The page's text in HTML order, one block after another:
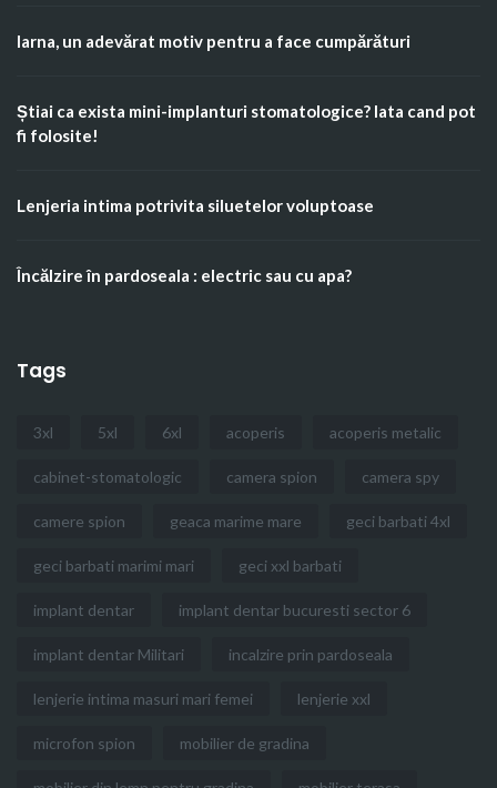
Iarna, un adevărat motiv pentru a face cumpărături
Știai ca exista mini-implanturi stomatologice? Iata cand pot
fi folosite!
Lenjeria intima potrivita siluetelor voluptoase
Încălzire în pardoseala : electric sau cu apa?
Tags
3xl 5xl 6xl acoperis acoperis metalic
cabinet-stomatologic camera spion camera spy
camere spion geaca marime mare geci barbati 4xl
geci barbati marimi mari geci xxl barbati
implant dentar implant dentar bucuresti sector 6
implant dentar Militari incalzire prin pardoseala
lenjerie intima masuri mari femei lenjerie xxl
microfon spion mobilier de gradina